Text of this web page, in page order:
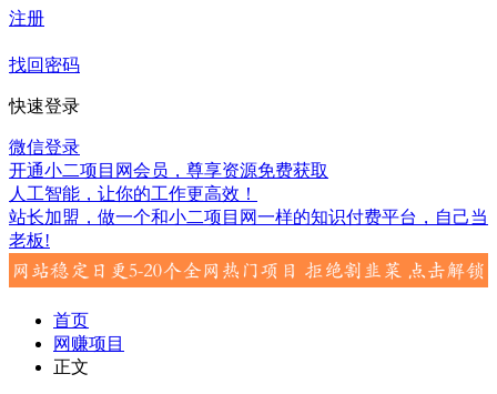
注册
找回密码
快速登录
微信登录
开通小二项目网会员，尊享资源免费获取
人工智能，让你的工作更高效！
站长加盟，做一个和小二项目网一样的知识付费平台，自己当
老板!
首页
网赚项目
正文